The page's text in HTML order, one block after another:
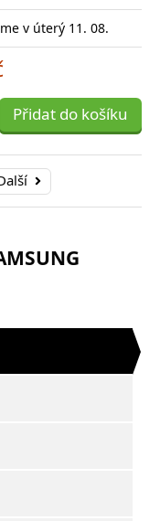
v úterý 11. 08.
Přidat do košíku